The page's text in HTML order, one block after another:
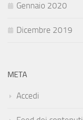
Gennaio 2020
Dicembre 2019
META
Accedi